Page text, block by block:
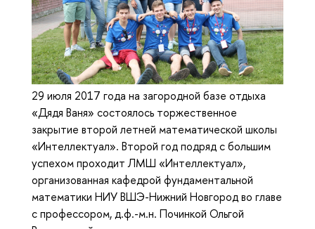
29 июля 2017 года на загородной базе отдыха
«Дядя Ваня» состоялось торжественное
закрытие второй летней математической школы
«Интеллектуал». Второй год подряд с большим
успехом проходит ЛМШ «Интеллектуал»,
организованная кафедрой фундаментальной
математики НИУ ВШЭ-Нижний Новгород во главе
с профессором, д.ф.-м.н. Починкой Ольгой